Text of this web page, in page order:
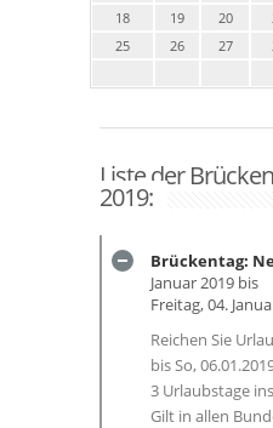
18
19 20
25
26 27
Liste der
2019:
Brückentag:
Januar 2019 bis
Freitag, 04.
Reichen Sie
bis So,
3 Urlaubstage
Gilt in allen